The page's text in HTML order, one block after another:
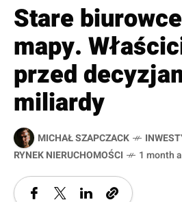
Stare
mapy.
przed
miliardy
MICHAŁ SZAPCZACK
RYNEK NIERUCHOMOŚCI
1 month